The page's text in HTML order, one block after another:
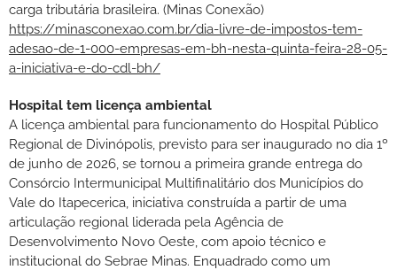
carga tributária brasileira. (Minas Conexão)
https://minasconexao.com.br/dia-livre-de-impostos-tem-
adesao-de-1-000-empresas-em-bh-nesta-quinta-feira-28-05-
a-iniciativa-e-do-cdl-bh/
Hospital tem licença ambiental
A licença ambiental para funcionamento do Hospital Público
Regional de Divinópolis, previsto para ser inaugurado no dia 1º
de junho de 2026, se tornou a primeira grande entrega do
Consórcio Intermunicipal Multifinalitário dos Municípios do
Vale do Itapecerica, iniciativa construída a partir de uma
articulação regional liderada pela Agência de
Desenvolvimento Novo Oeste, com apoio técnico e
institucional do Sebrae Minas. Enquadrado como um